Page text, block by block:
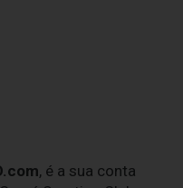
, é a sua conta